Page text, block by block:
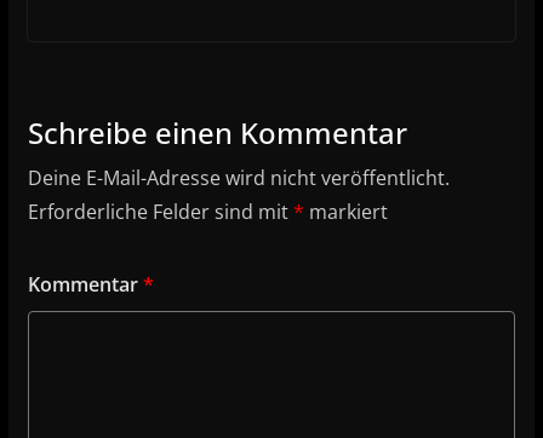
Schreibe einen Kommentar
Deine E-Mail-Adresse wird nicht veröffentlicht.
Erforderliche Felder sind mit* markiert
Kommentar*